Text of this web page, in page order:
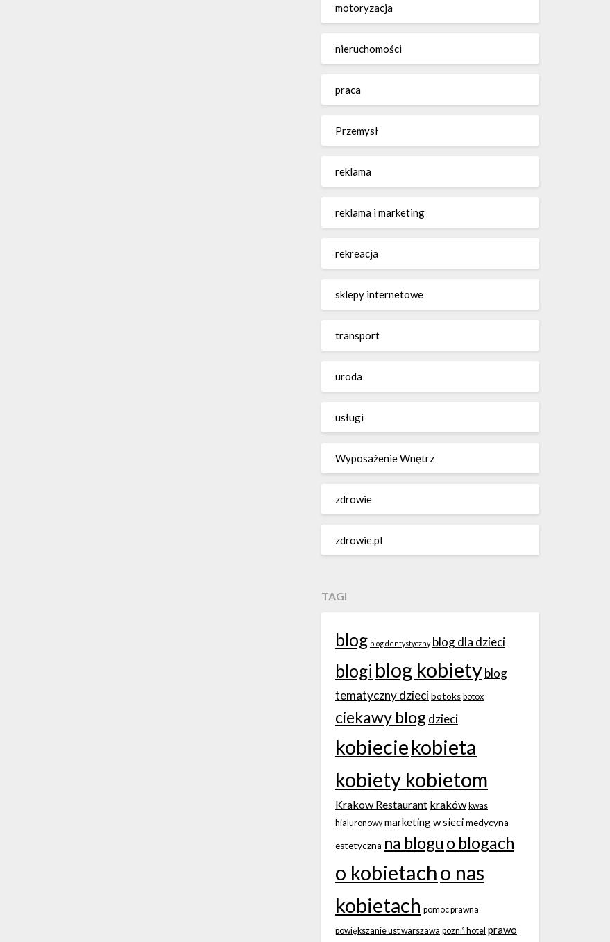
motoryzacja
nieruchomości
praca
Przemysł
reklama
reklama i marketing
rekreacja
sklepy internetowe
transport
uroda
usługi
Wyposażenie Wnętrz
zdrowie
zdrowie.pl
TAGI
blog blog dentystyczny blog dla dzieci
blogi blog kobietyblog
tematyczny dziecibotoks botox
ciekawy blog dzieci
kobieciekobieta
kobiety kobietom
Krakow Restaurant kraków kwas
hialuronowy marketing w siecimedycyna
estetyczna na blogu o blogach
o kobietacho nas
kobietach pomoc prawna
powiększanie ust warszawa poznń hotel prawo